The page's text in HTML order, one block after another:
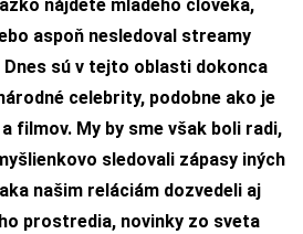
nájdete mladého človeka,
aspoň nesledoval streamy
Dnes sú v tejto oblasti dokonca
celebrity, podobne ako je
filmov. My by sme však boli radi,
sledovali zápasy iných
našim reláciám dozvedeli aj
prostredia, novinky zo sveta